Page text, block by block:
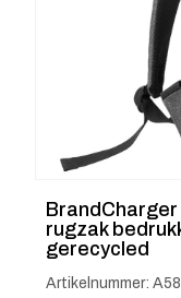
rugzak
gerecycled
Artikelnummer: